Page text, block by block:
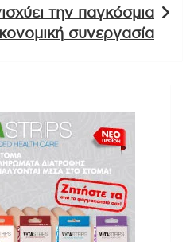
την παγκόσμια
συνεργασία